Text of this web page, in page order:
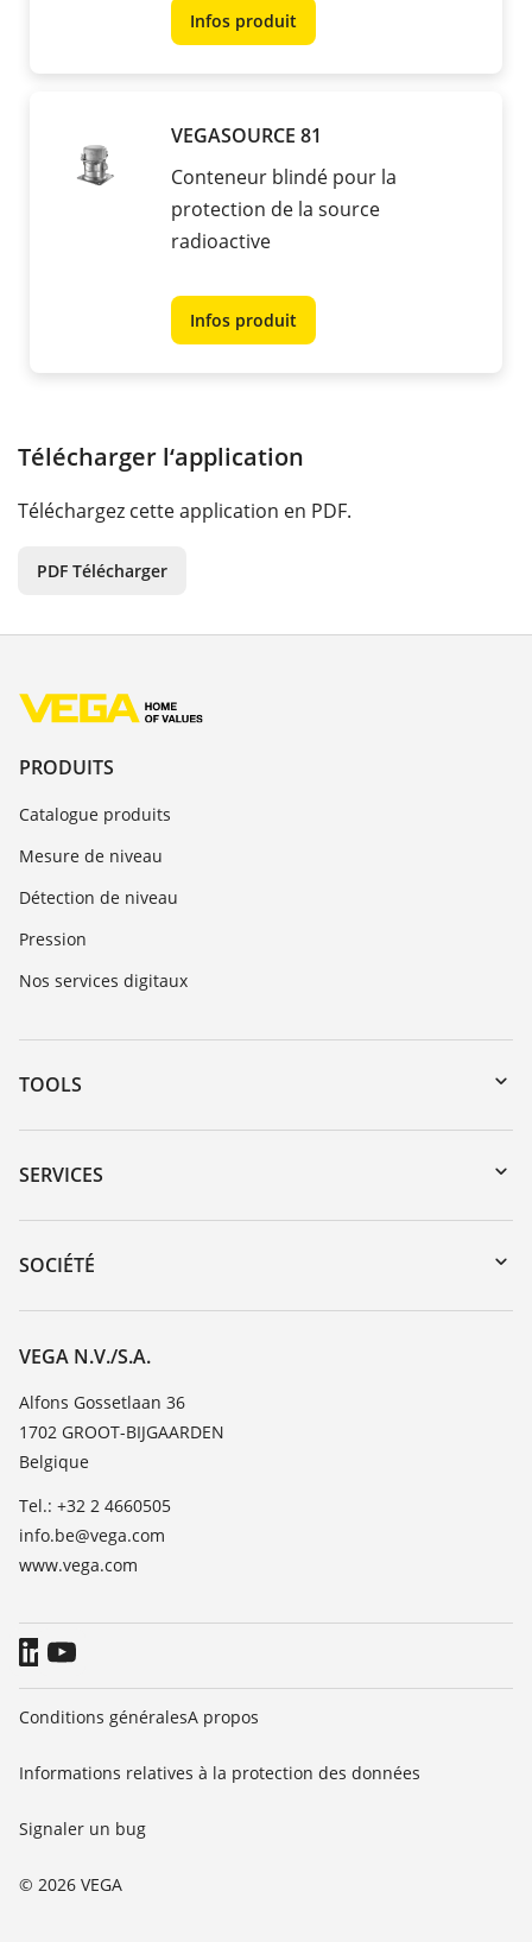
Infos produit
VEGASOURCE 81
Conteneur blindé pour la
protection de la source
radioactive
Infos produit
Télécharger l‘application
Téléchargez cette application en PDF.
PDF Télécharger
PRODUITS
Catalogue produits
Mesure de niveau
Détection de niveau
Pression
Nos services digitaux
TOOLS
Téléchargements
Recherche par numéro de série
DTM Collection/PACTware
SERVICES
Retour d'appareil
Formations
TeamViewer
SOCIÉTÉ
Carrière
À propos de VEGA
Contact
News
Presse
Blog
VEGA N.V./S.A.
Alfons Gossetlaan 36
1702 GROOT-BIJGAARDEN
Belgique
Tel.: +32 2 4660505
info.be@vega.com
www.vega.com
© 2026 VEGA
Conditions généralesA propos
Informations relatives à la protection des données
Signaler un bug